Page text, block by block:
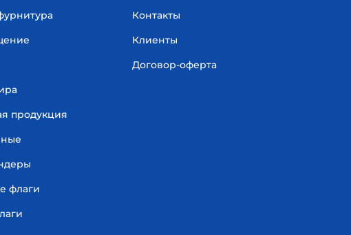
продукция
флаги
Контакты
Клиенты
Договор-оферта